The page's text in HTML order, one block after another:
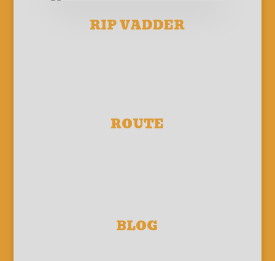
RIP VADDER
ROUTE
BLOG